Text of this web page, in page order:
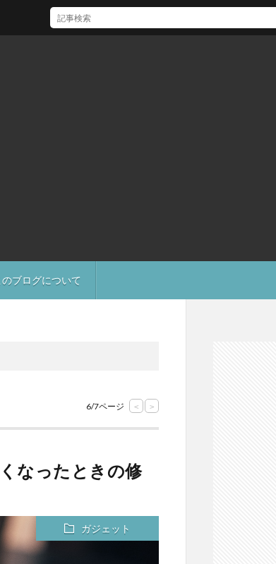
のブログについて
[Mac]Mac mini M1 がいい感じ
6/7ページ < >
なったときの修
ガジェット